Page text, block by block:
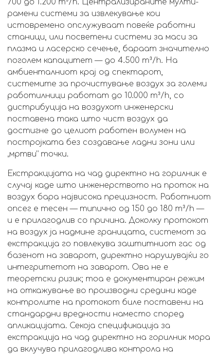
рамени системи за извлекување кои
истовремено опслужуваат повеќе работни
станици, или посветени системи за маси за
плазма и ласерско сечење, бараат значително
поголем капацитет — до 4.500 m³/h. На
амбиенталниот крај од спектарот,
системите за прочистување воздух за големи
работилници работат до 10.000 m³/h, со
дистрибуција на воздухот инженерски
поставена така што чист воздух да
достигне до целиот работен волумен на
постројката без создавање ладни зони или
„мртви“ точки.
Екстракцијата на чад директно на горилник е
случај каде што инженерството на проток на
воздух бара највисока прецизност. Работниот
опсег е тесен — типично од 150 до 180 m³/h —
и е прилагодлив со причина. Доколку протокот
на воздух ја надмине границата, системот за
екстракција го повлекува заштитниот гас од
базенот на заварот, директно нарушувајќи го
интегритетот на заварот. Ова не е
теоретски ризик; тоа е документиран режим
на откажување во производни средини каде
контролите на протокот биле поставени на
стандардни вредности наместо според
апликацијата. Секоја спецификација за
екстракција на чад директно на горилник мора
да вклучува прилагодлива контрола на